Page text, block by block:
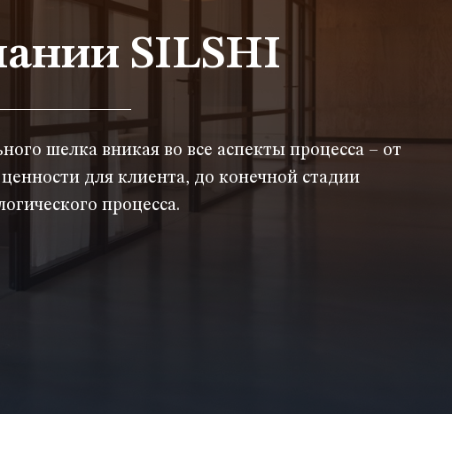
SILSHI
шелка вникая во все аспекты процесса – от
для клиента, до конечной стадии
процесса.